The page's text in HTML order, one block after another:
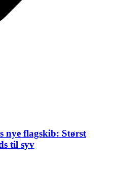
nye flagskib: Størst
til syv